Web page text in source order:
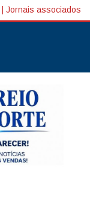
Jornais associados